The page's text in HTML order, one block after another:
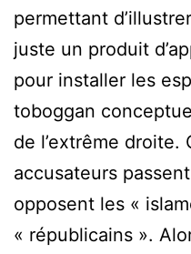
permettant
juste un produit
pour installer les
toboggan
de l’extrême droite.
accusateurs
opposent les «
« républicains ».